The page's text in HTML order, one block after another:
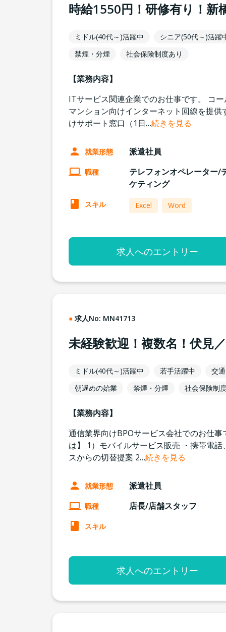
時給1550円！研修有り！新
ミドル(40代～)活躍中
シニア(50代～)活躍
禁煙・分煙
社会保険制度あり
【業務内容】
ITサービス関連企業でのお仕事です。 コ
マンション向けインターネット回線を提
けサポート窓口（1日…続きを見る
就業形態 派遣社員
職種
テレフォンオペレーター/
ケティング
スキル Excel Word
求人へのエントリー
求人No: MN41713
未経験歓迎！複数名！伏見
ミドル(40代～)活躍中 若手活躍中
交
朝遅めの始業
禁煙・分煙 社会保険制
【業務内容】
通信業界向けBPOサービス会社でのお仕
は】 1）モバイルサービス販売 ・携帯電
スからの切替提案 2…続きを見る
就業形態 派遣社員
職種 店長/店舗スタッフ
スキル
求人へのエントリー